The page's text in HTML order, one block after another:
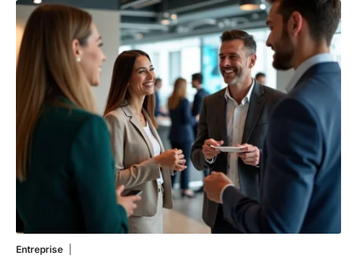
Entreprise